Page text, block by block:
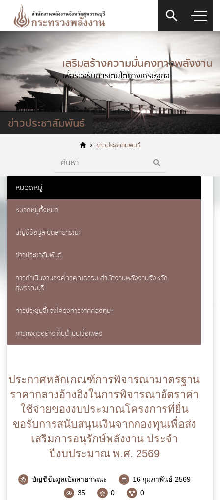
เสริมสร้างความมั่นคงทางพลังงาน
เพื่อรองรับการเติบโตทางเศรษฐกิจ
ข่าวประชาสัมพันธ์
ข่าวประชาสัมพันธ์
หมวดหมู่
หมวดหมู่ทั้งหมด
บัญชีข้อมูลเปิดสาธารณะ
ข่าวประชาสัมพันธ์
การดำเนินงานองค์กรคุณธรรม สำนักงานพลังงานจังหวัด
สุพรรณบุรี
การประชุมชี้แจงโครงการจากกองทุนฯ
ภารกิจตัวอย่างเก็บน้ำมันเชื้อเพลิง
ประกาศหลักเกณฑ์การพิจารณามาตรฐาน
ราคากลางอ้างอิงในการพิจารณาอัตราค่า
ใช้จ่ายของงบประมาณโครงการที่ยื่น
ขอรับการสนับสนุนเงินจากกองทุนเพื่อส่ง
เสริมการอนุรักษ์พลังงาน ประจำ
ปีงบประมาณ พ.ศ. 2569
บัญชีข้อมูลเปิดสาธารณะ
16 กุมภาพันธ์ 2569
35
0 0
แบบฟอร์มการติดต่อ
ชื่อ*
นามสกุล*